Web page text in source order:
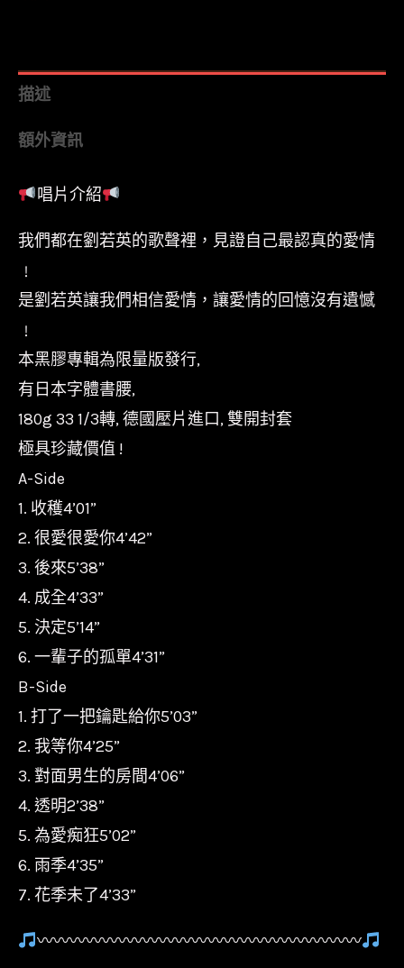
格：
格：
描述
額外資訊
唱片介紹
我們都在劉若英的歌聲裡，見證自己最認真的愛情
﹗
是劉若英讓我們相信愛情，讓愛情的回憶沒有遺憾
﹗
本黑膠專輯為限量版發行,
有日本字體書腰,
180g 33 1/3轉, 德國壓片進口, 雙開封套
極具珍藏價值 !
A-Side
1. 收穫4’01”
2. 很愛很愛你4’42”
3. 後來5’38”
4. 成全4’33”
5. 決定5’14”
6. 一輩子的孤單4’31”
B-Side
1. 打了一把鑰匙給你5’03”
2. 我等你4’25”
3. 對面男生的房間4’06”
4. 透明2’38”
5. 為愛痴狂5’02”
6. 雨季4’35”
7. 花季未了4’33”
〰〰〰〰〰〰〰〰〰〰〰〰〰〰〰〰〰〰〰〰